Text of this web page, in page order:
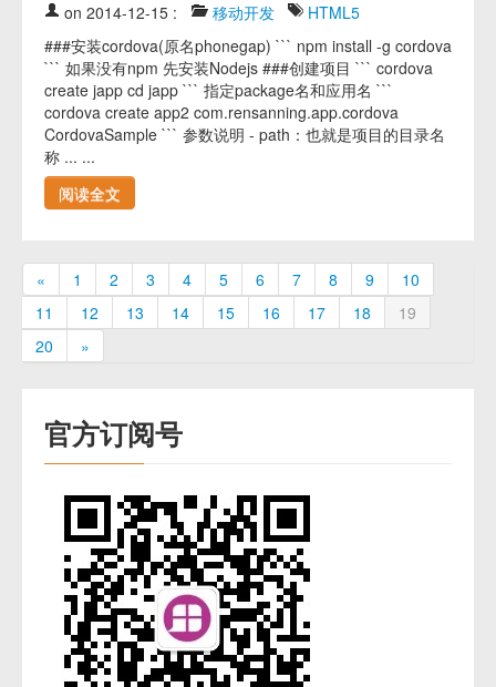
on 2014-12-15 : 移动开发
HTML5
###安装cordova(原名phonegap) ``` npm install -g cordova
``` 如果没有npm 先安装Nodejs ###创建项目 ``` cordova
create japp cd japp ``` 指定package名和应用名 ```
cordova create app2 com.rensanning.app.cordova
CordovaSample ``` 参数说明 - path：也就是项目的目录名
称 ... ...
阅读全文
« 1 2 3 4 5 6 7 8 9
10
11
12 13 14 15 16 17 18
19
20
»
官方订阅号